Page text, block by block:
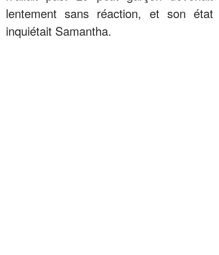
lentement sans réaction, et son état
inquiétait Samantha.